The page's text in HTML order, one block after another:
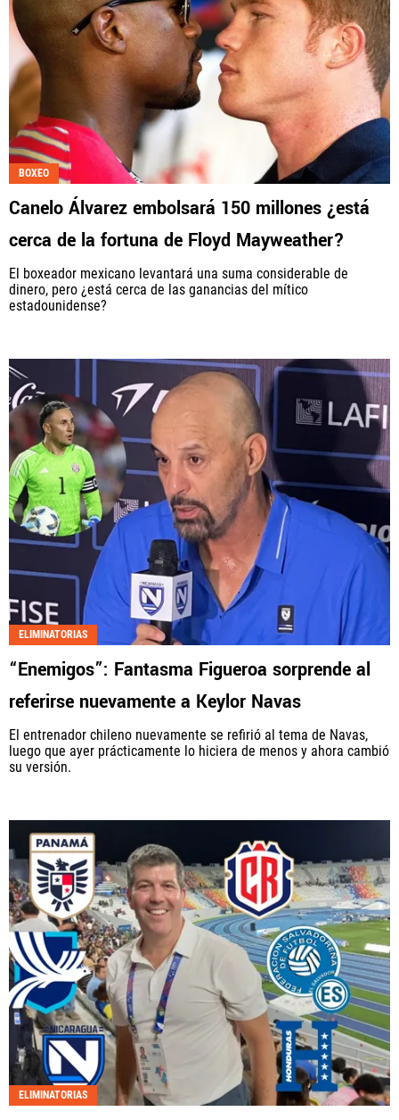
BOXEO
Canelo Álvarez embolsará 150 millones ¿está
cerca de la fortuna de Floyd Mayweather?
El boxeador mexicano levantará una suma considerable de
dinero, pero ¿está cerca de las ganancias del mítico
estadounidense?
ELIMINATORIAS
“Enemigos”: Fantasma Figueroa sorprende al
referirse nuevamente a Keylor Navas
El entrenador chileno nuevamente se refirió al tema de Navas,
luego que ayer prácticamente lo hiciera de menos y ahora cambió
su versión.
ELIMINATORIAS